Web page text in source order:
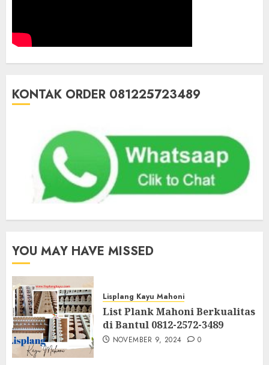
KONTAK ORDER 081225723489
YOU MAY HAVE MISSED
Lisplang Kayu Mahoni
List Plank Mahoni Berkualitas
di Bantul 0812-2572-3489
NOVEMBER 9, 2024 0